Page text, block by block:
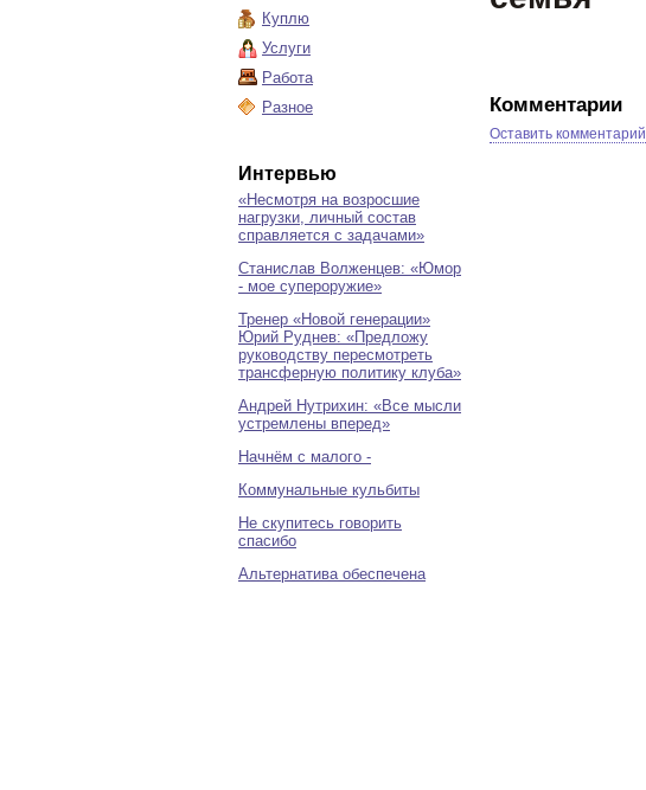
Куплю
Услуги
Работа
Разное
Интервью
«Несмотря на возросшие
нагрузки, личный состав
справляется с задачами»
Станислав Волженцев: «Юмор
- мое супероружие»
Тренер «Новой генерации»
Юрий Руднев: «Предложу
руководству пересмотреть
трансферную политику клуба»
Андрей Нутрихин: «Все мысли
устремлены вперед»
Начнём с малого -
Коммунальные кульбиты
Не скупитесь говорить
спасибо
Альтернатива обеспечена
Комментарии
Оставить комментарий